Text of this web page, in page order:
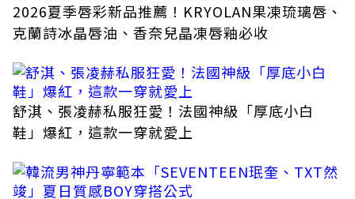
2026夏季唇彩新品推薦！KRYOLAN果凍琉璃唇、
克蘭詩冰晶唇油、香奈兒晶凍唇釉必收
舒淇、張凌赫私服狂愛！法國神級「厚底小白
鞋」爆紅，這款一穿就愛上